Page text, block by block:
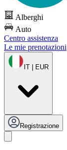
Alberghi
Auto
Centro assistenza
Le mie prenotazioni
IT | EUR
Registrazione